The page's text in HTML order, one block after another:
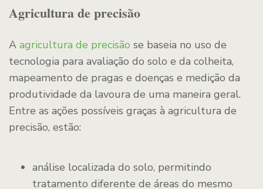
Agricultura de precisão
A agricultura de precisão se baseia no uso de
tecnologia para avaliação do solo e da colheita,
mapeamento de pragas e doenças e medição da
produtividade da lavoura de uma maneira geral.
Entre as ações possíveis graças à agricultura de
precisão, estão:
análise localizada do solo, permitindo
tratamento diferente de áreas do mesmo